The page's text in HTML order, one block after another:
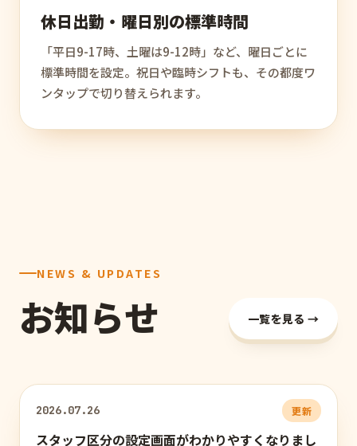
休日出勤・曜日別の標準時間
「平日9-17時、土曜は9-12時」など、曜日ごとに
標準時間を設定。祝日や臨時シフトも、その都度ワ
ンタップで切り替えられます。
NEWS & UPDATES
お知らせ 一覧を見る →
2026.07.26 更新
スタッフ区分の設定画面がわかりやすくなりまし